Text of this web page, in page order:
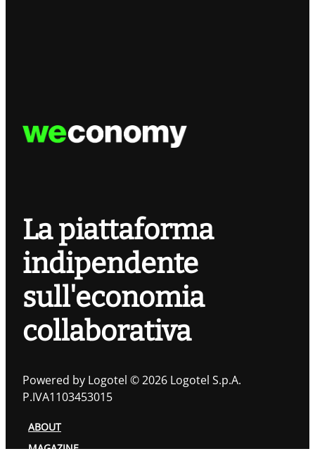
La piattaforma
indipendente
sull'economia
collaborativa
Powered by Logotel © 2026 Logotel S.p.A.
P.IVA1103453015
ABOUT
MAGAZINE